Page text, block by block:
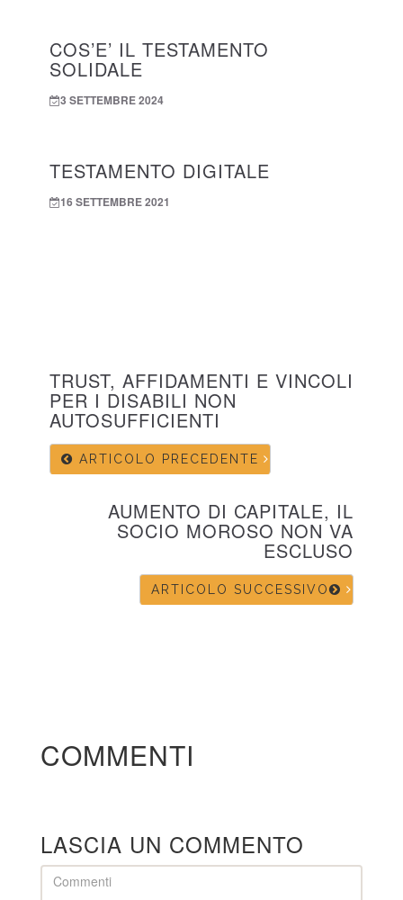
COS’E’ IL TESTAMENTO
SOLIDALE
3 SETTEMBRE 2024
TESTAMENTO DIGITALE
16 SETTEMBRE 2021
TRUST, AFFIDAMENTI E VINCOLI
PER I DISABILI NON
AUTOSUFFICIENTI
ARTICOLO PRECEDENTE
AUMENTO DI CAPITALE, IL
SOCIO MOROSO NON VA
ESCLUSO
ARTICOLO SUCCESSIVO
COMMENTI
LASCIA UN COMMENTO
Comment